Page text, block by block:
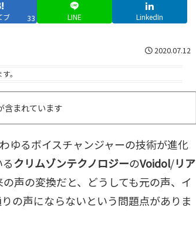
ブ 33 LINE LinkedIn
2020.07.12
。
含まれています
ゆるボイスチャンジャーの技術が進化
クリムゾンテクノロジーのVoidol/リア
声の変換だと、どうしても元の声、イ
の声にならないという問題点がありま